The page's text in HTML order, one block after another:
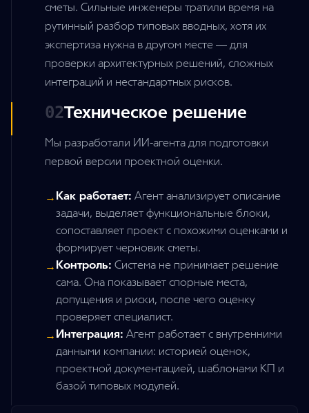
сметы. Сильные инженеры тратили время на
рутинный разбор типовых вводных, хотя их
экспертиза нужна в другом месте — для
проверки архитектурных решений, сложных
интеграций и нестандартных рисков.
02Техническое решение
Мы разработали ИИ-агента для подготовки
первой версии проектной оценки.
→ Как работает: Агент анализирует описание
задачи, выделяет функциональные блоки,
сопоставляет проект с похожими оценками и
формирует черновик сметы.
→ Контроль: Система не принимает решение
сама. Она показывает спорные места,
допущения и риски, после чего оценку
проверяет специалист.
→ Интеграция: Агент работает с внутренними
данными компании: историей оценок,
проектной документацией, шаблонами КП и
базой типовых модулей.